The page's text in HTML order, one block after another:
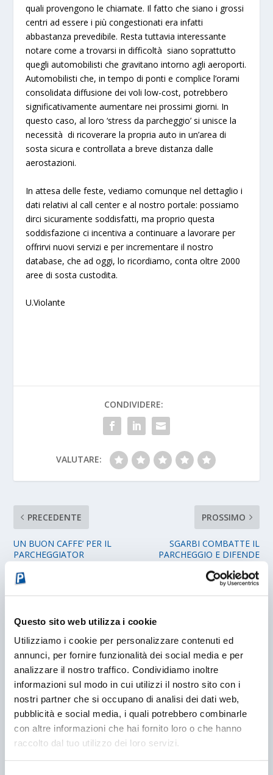
Questo sito web utilizza i cookie
Utilizziamo i cookie per personalizzare contenuti ed
annunci, per fornire funzionalità dei social media e per
analizzare il nostro traffico. Condividiamo inoltre
informazioni sul modo in cui utilizzi il nostro sito con i
nostri partner che si occupano di analisi dei dati web,
pubblicità e social media, i quali potrebbero combinarle
con altre informazioni che hai fornito loro o che hanno
raccolto dal tuo utilizzo dei loro servizi.
quali provengono le chiamate. Il fatto che siano i grossi
centri ad essere i più congestionati era infatti
abbastanza prevedibile. Resta tuttavia interessante
notare come a trovarsi in difficoltà siano soprattutto
quegli automobilisti che gravitano intorno agli aeroporti.
Automobilisti che, in tempo di ponti e complice l’orami
consolidata diffusione dei voli low-cost, potrebbero
significativamente aumentare nei prossimi giorni. In
questo caso, al loro ‘stress da parcheggio’ si unisce la
necessità di ricoverare la propria auto in un’area di
sosta sicura e controllata a breve distanza dalle
aerostazioni.
In attesa delle feste, vediamo comunque nel dettaglio i
dati relativi al call center e al nostro portale: possiamo
dirci sicuramente soddisfatti, ma proprio questa
soddisfazione ci incentiva a continuare a lavorare per
offrirvi nuovi servizi e per incrementare il nostro
database, che ad oggi, lo ricordiamo, conta oltre 2000
aree di sosta custodita.
U.Violante
CONDIVIDERE:
VALUTARE:
PRECEDENTE
UN BUON CAFFE’ PER IL
PARCHEGGIATOR
PROSSIMO
SGARBI COMBATTE IL
PARCHEGGIO E DIFENDE
POST CORRELATI